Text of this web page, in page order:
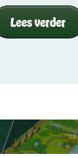
Lees verder